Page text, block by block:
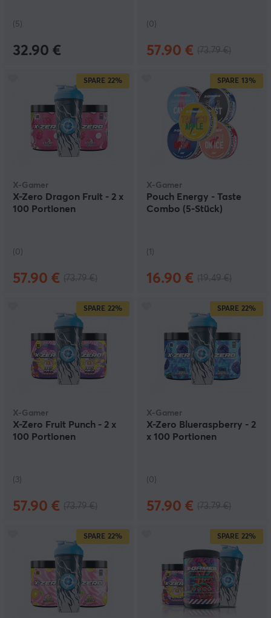
(5)
32.90 €
(0)
57.90 €
SPARE 22%
X-Gamer
X-Zero Dragon Fruit - 2 x
100 Portionen
(0)
57.90 €
SPARE 13%
X-Gamer
Pouch Energy - Taste
Combo (5-Stück)
(1)
16.90 €
SPARE 22%
X-Gamer
X-Zero Fruit Punch - 2 x
100 Portionen
(3)
57.90 €
SPARE 22%
X-Gamer
X-Zero Blueraspberry - 2
x 100 Portionen
(0)
57.90 €
SPARE 22% SPARE 22%